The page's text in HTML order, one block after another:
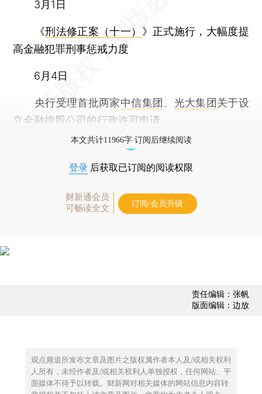
3月1日
《刑法修正案（十一） 》正式施行，大幅度提
高金融犯罪刑事惩戒力度
6月4日
央行受理首批两家中信集团、 光大集团关于设
立金融控股公司的行政许可申请
本文共计11966字 订阅后继续阅读
登录 后获取已订阅的阅读权限
财新通会员
可畅读全文
订阅/会员升级
责任编辑：张帆
版面编辑：边放
观点频道所发布文章及图片之版权属作者本人及/或相关权利
人所有，未经作者及/或相关权利人单独授权，任何网站、平
面媒体不得予以转载。财新网对相关媒体的网站信息内容转